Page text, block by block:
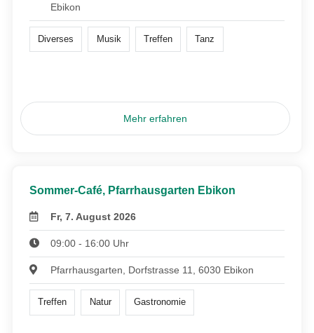
Ebikon
Diverses Musik Treffen Tanz
Mehr erfahren
Sommer-Café, Pfarrhausgarten Ebikon
Fr, 7. August 2026
09:00 - 16:00 Uhr
Pfarrhausgarten, Dorfstrasse 11, 6030 Ebikon
Treffen Natur Gastronomie